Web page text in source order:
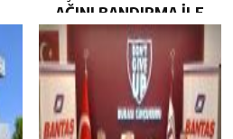
AĞINI BANDIRMA İLE
GÜÇLENDİRDİ…